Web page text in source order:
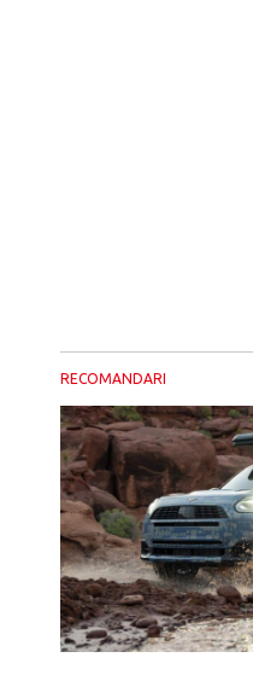
RECOMANDARI